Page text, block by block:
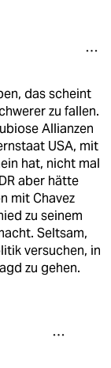
das scheint
zu fallen.
Allianzen
USA, mit
hat, nicht mal
aber hätte
mit Chavez
zu seinem
Seltsam,
versuchen, in
zu gehen.